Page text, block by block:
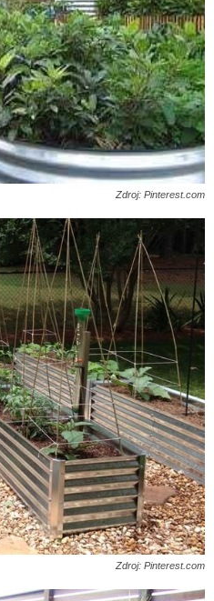
Zdroj: Pinterest.com
Zdroj: Pinterest.com